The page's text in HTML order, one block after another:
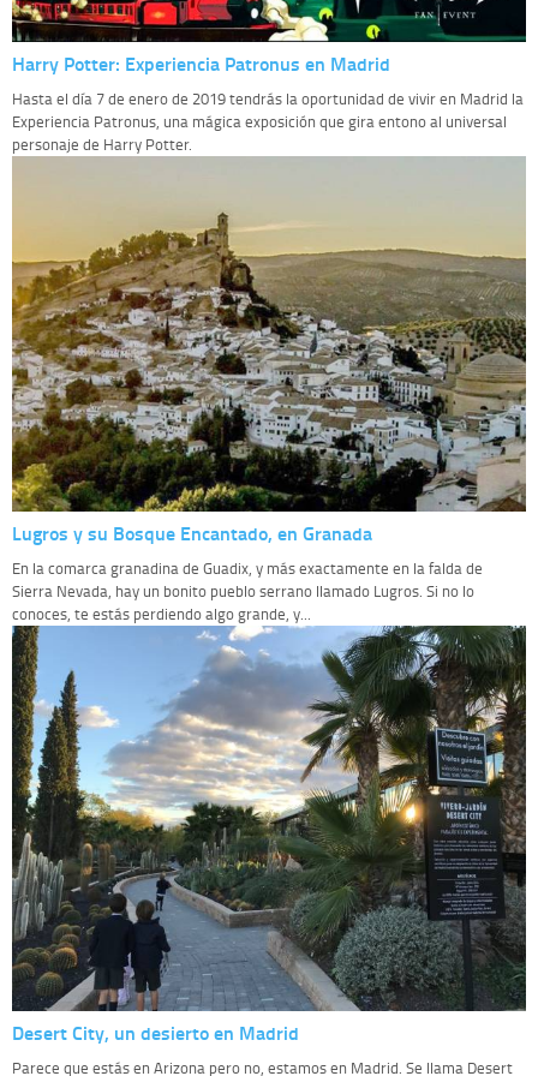
Harry Potter: Experiencia Patronus en Madrid
Hasta el día 7 de enero de 2019 tendrás la oportunidad de vivir en Madrid la
Experiencia Patronus, una mágica exposición que gira entono al universal
personaje de Harry Potter.
Lugros y su Bosque Encantado, en Granada
En la comarca granadina de Guadix, y más exactamente en la falda de
Sierra Nevada, hay un bonito pueblo serrano llamado Lugros. Si no lo
conoces, te estás perdiendo algo grande, y...
Desert City, un desierto en Madrid
Parece que estás en Arizona pero no, estamos en Madrid. Se llama Desert